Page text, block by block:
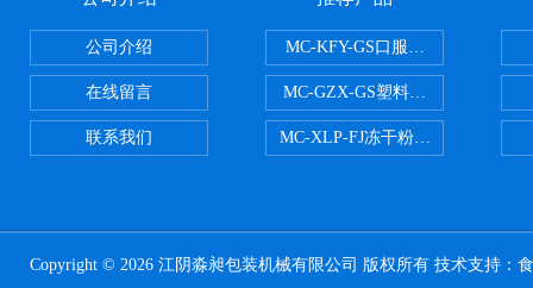
公司介绍
在线留言
联系我们
MC-KFY-GS口服液灌装线
MC-GZX-GS塑料瓶高速跟踪式灌
MC-XLP-FJ冻干粉西林瓶灌装机
Copyright © 2026 江阴淼昶包装机械有限公司 版权所有 技术支持：